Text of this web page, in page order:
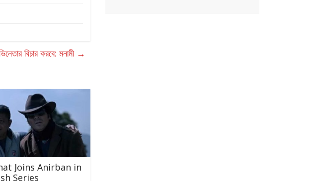
বিচার করবে: মনামী →
Joins Anirban in
Series